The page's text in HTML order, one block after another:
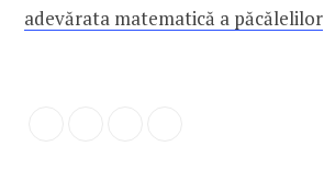
adevărata matematică a păcălelilor